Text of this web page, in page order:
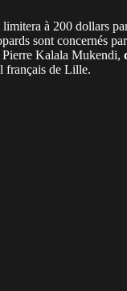
à 200 dollars
sont concernés
Pierre Kalala Mukendi,
français de Lille.